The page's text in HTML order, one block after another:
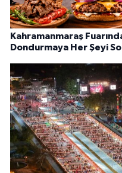
Kahramanmaraş
Dondurmaya Her Şeyi